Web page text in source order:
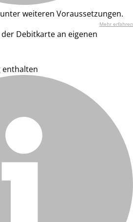
weiteren Voraussetzungen.
Mehr erfahren
Debitkarte an eigenen
enthalten